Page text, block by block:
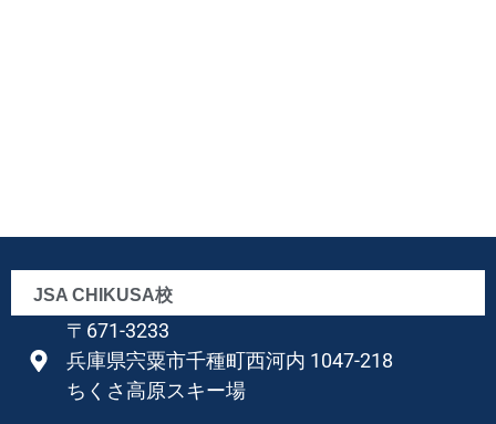
JSA CHIKUSA校
〒671-3233
兵庫県宍粟市千種町西河内 1047-218
ちくさ高原スキー場